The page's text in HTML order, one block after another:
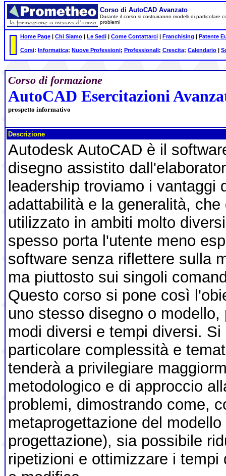
Corso di AutoCAD Avanzato
Durante il corso si costruiranno modelli di particolare
problemi
Home Page | Chi Siamo | Le Sedi | Come Contattarci | Franchising | Patente
Corsi: Informatica; Nuove Professioni; Professionali; Crescita; Calendario |
Corso di formazione
AutoCAD Esercitazioni
prospetto informativo
Descrizione
Autodesk AutoCAD è il
disegno assistito
leadership troviamo i vantaggi
adattabilità e la generalità,
utilizzato in ambiti molto
spesso porta l'utente meno
software senza riflettere sulla
ma piuttosto sui singoli
Questo corso si pone così
uno stesso disegno o
modi diversi e tempi diversi.
particolare complessità e
tenderà a privilegiare
metodologico e di approccio
problemi, dimostrando come,
metaprogettazione del
progettazione), sia possibile
ripetizioni e ottimizzare i